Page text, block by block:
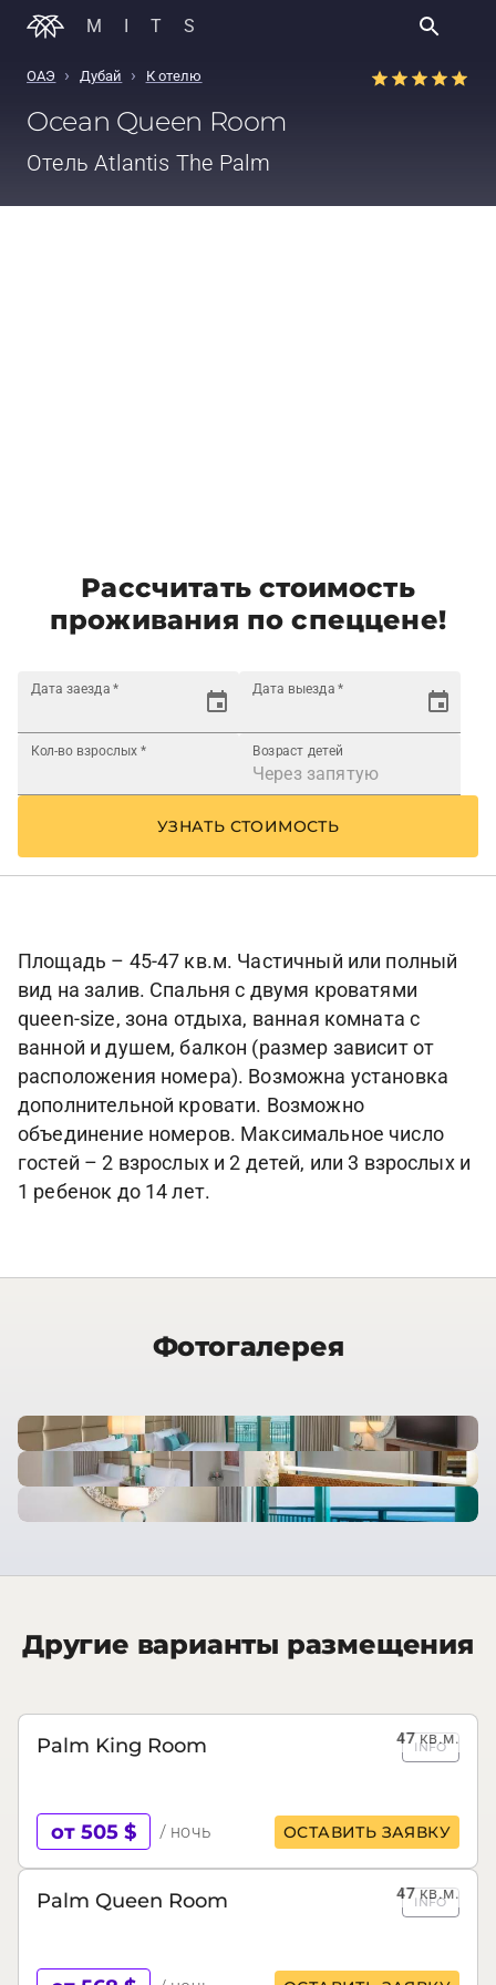
MITS
ОАЭ › Дубай › К отелю
Ocean Queen Room
ОтельAtlantis The Palm
Рассчитать стоимость
проживания по спеццене!
Дата заезда * Дата выезда *
Кол-во взрослых * Возраст детей
УЗНАТЬ СТОИМОСТЬ
Площадь – 45-47 кв.м. Частичный или полный
вид на залив. Спальня с двумя кроватями
queen-size, зона отдыха, ванная комната с
ванной и душем, балкон (размер зависит от
расположения номера). Возможна установка
дополнительной кровати. Возможно
объединение номеров. Максимальное число
гостей – 2 взрослых и 2 детей, или 3 взрослых и
1 ребенок до 14 лет.
Фотогалерея
Другие варианты размещения
47кв.м.
Palm King Room INFO
от 505 $ / ночь ОСТАВИТЬ ЗАЯВКУ
47кв.м.
Palm Queen Room INFO